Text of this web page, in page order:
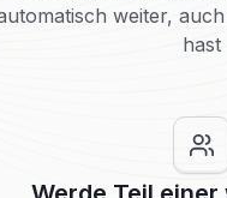
weiter,
hast